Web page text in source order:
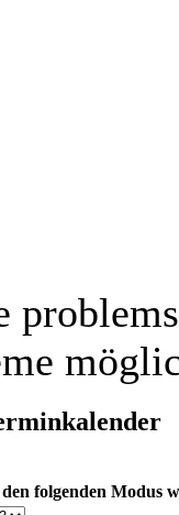
folgenden Modus